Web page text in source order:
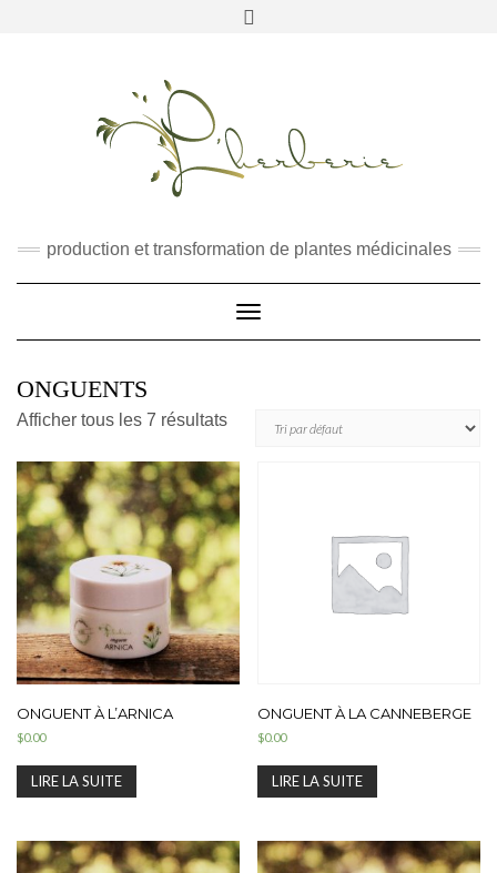
RECHERCHER
production et transformation de plantes médicinales
Toggle
Navigation
ONGUENTS
Afficher tous les 7 résultats
ONGUENT À L’ARNICA
$0.00
LIRE LA SUITE
ONGUENT À LA CANNEBERGE
$0.00
LIRE LA SUITE